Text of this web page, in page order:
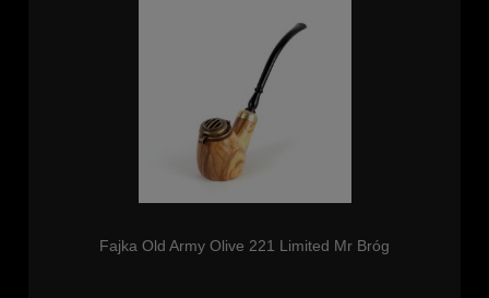
Fajka Old Army Olive 221 Limited Mr Bróg